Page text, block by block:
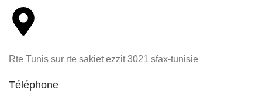
Rte Tunis sur rte sakiet ezzit 3021 sfax-tunisie
Téléphone